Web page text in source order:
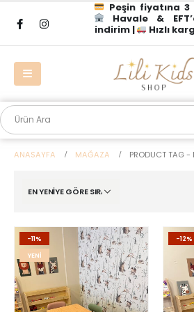
Peşin fiyatına
Havale &
indirim |
Hızlı
ANASAYFA MAĞAZA PRODUCT TAG -
-11%
YENI
-12%